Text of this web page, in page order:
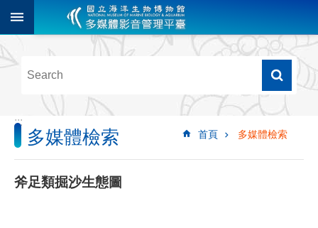
跳到主要內容區塊
階
尋
多
媒
體
檢
:::
首頁 多媒體檢索
多媒體檢索
斧足類掘沙生態圖